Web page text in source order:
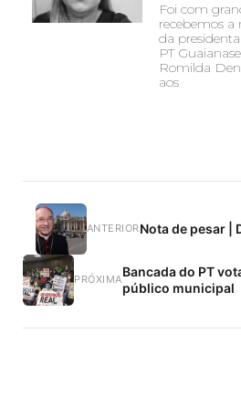
Foi com
recebemos
da
PT
Romilda
aos
ANTERIORNota de pesar |
PRÓXIMABancada do PT
público municipal